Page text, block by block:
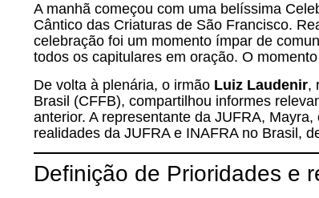
A manhã começou com uma belíssima
Cântico das Criaturas de São Francisco.
celebração foi um momento ímpar de
todos os capitulares em oração. O
De volta à plenária, o irmão Luiz Laudenir,
Brasil (CFFB), compartilhou informes
anterior. A representante da JUFRA,
realidades da JUFRA e INAFRA no Brasil,
Definição de Prioridades e